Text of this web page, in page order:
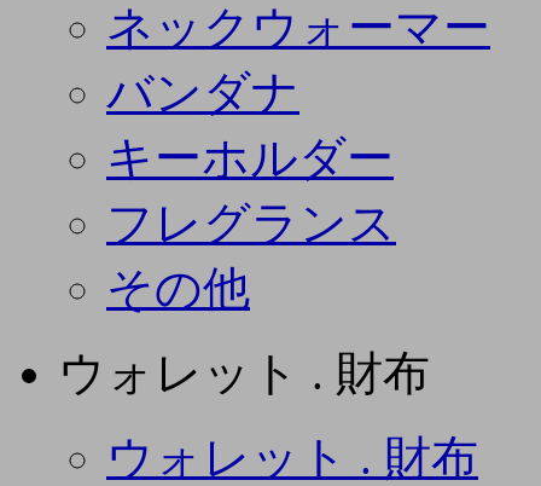
ネックウォーマー
バンダナ
キーホルダー
フレグランス
その他
ウォレット . 財布
ウォレット . 財布